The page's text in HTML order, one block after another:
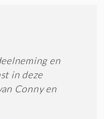
en
in deze
Conny en